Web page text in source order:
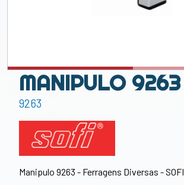
MANIPULO 9263
9263
Manipulo 9263 - Ferragens Diversas - SOFI